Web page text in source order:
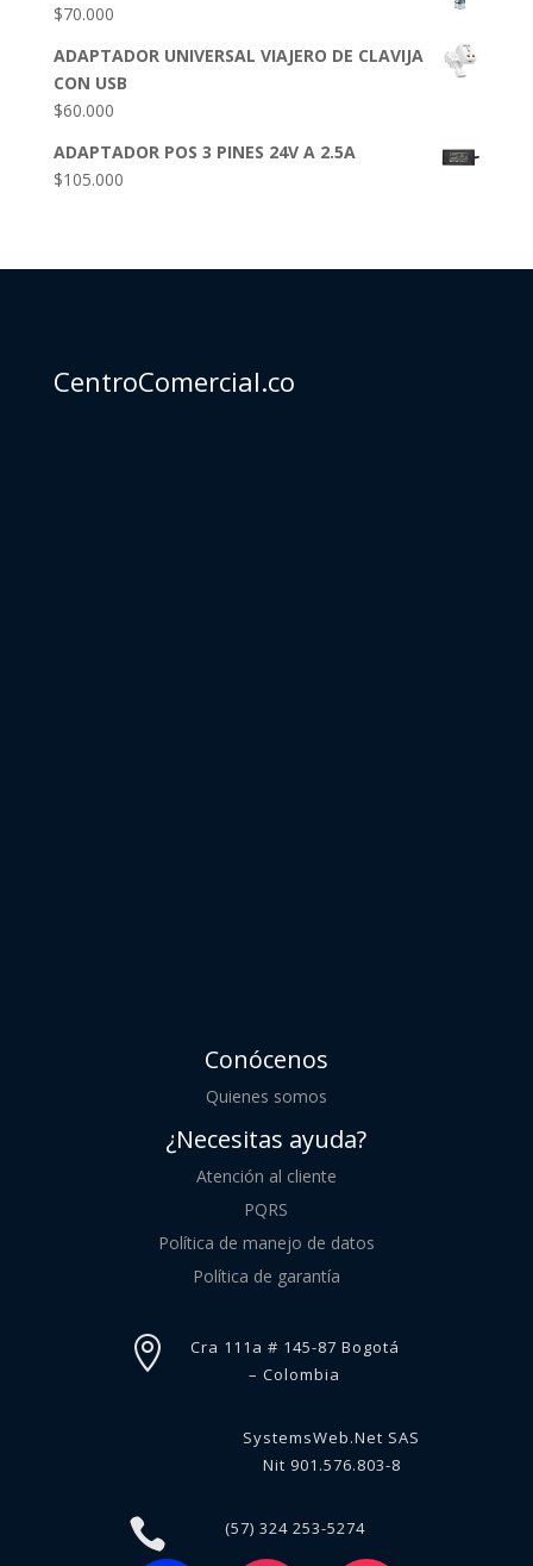
$70.000
ADAPTADOR UNIVERSAL VIAJERO DE CLAVIJA
CON USB
$60.000
ADAPTADOR POS 3 PINES 24V A 2.5A
$105.000
CentroComercial.co
Conócenos
Quienes somos
¿Necesitas ayuda?
Atención al cliente
PQRS
Política de manejo de datos
Política de garantía

Cra 111a # 145-87 Bogotá
– Colombia
SystemsWeb.Net SAS
Nit 901.576.803-8
 (57) 324 253-5274